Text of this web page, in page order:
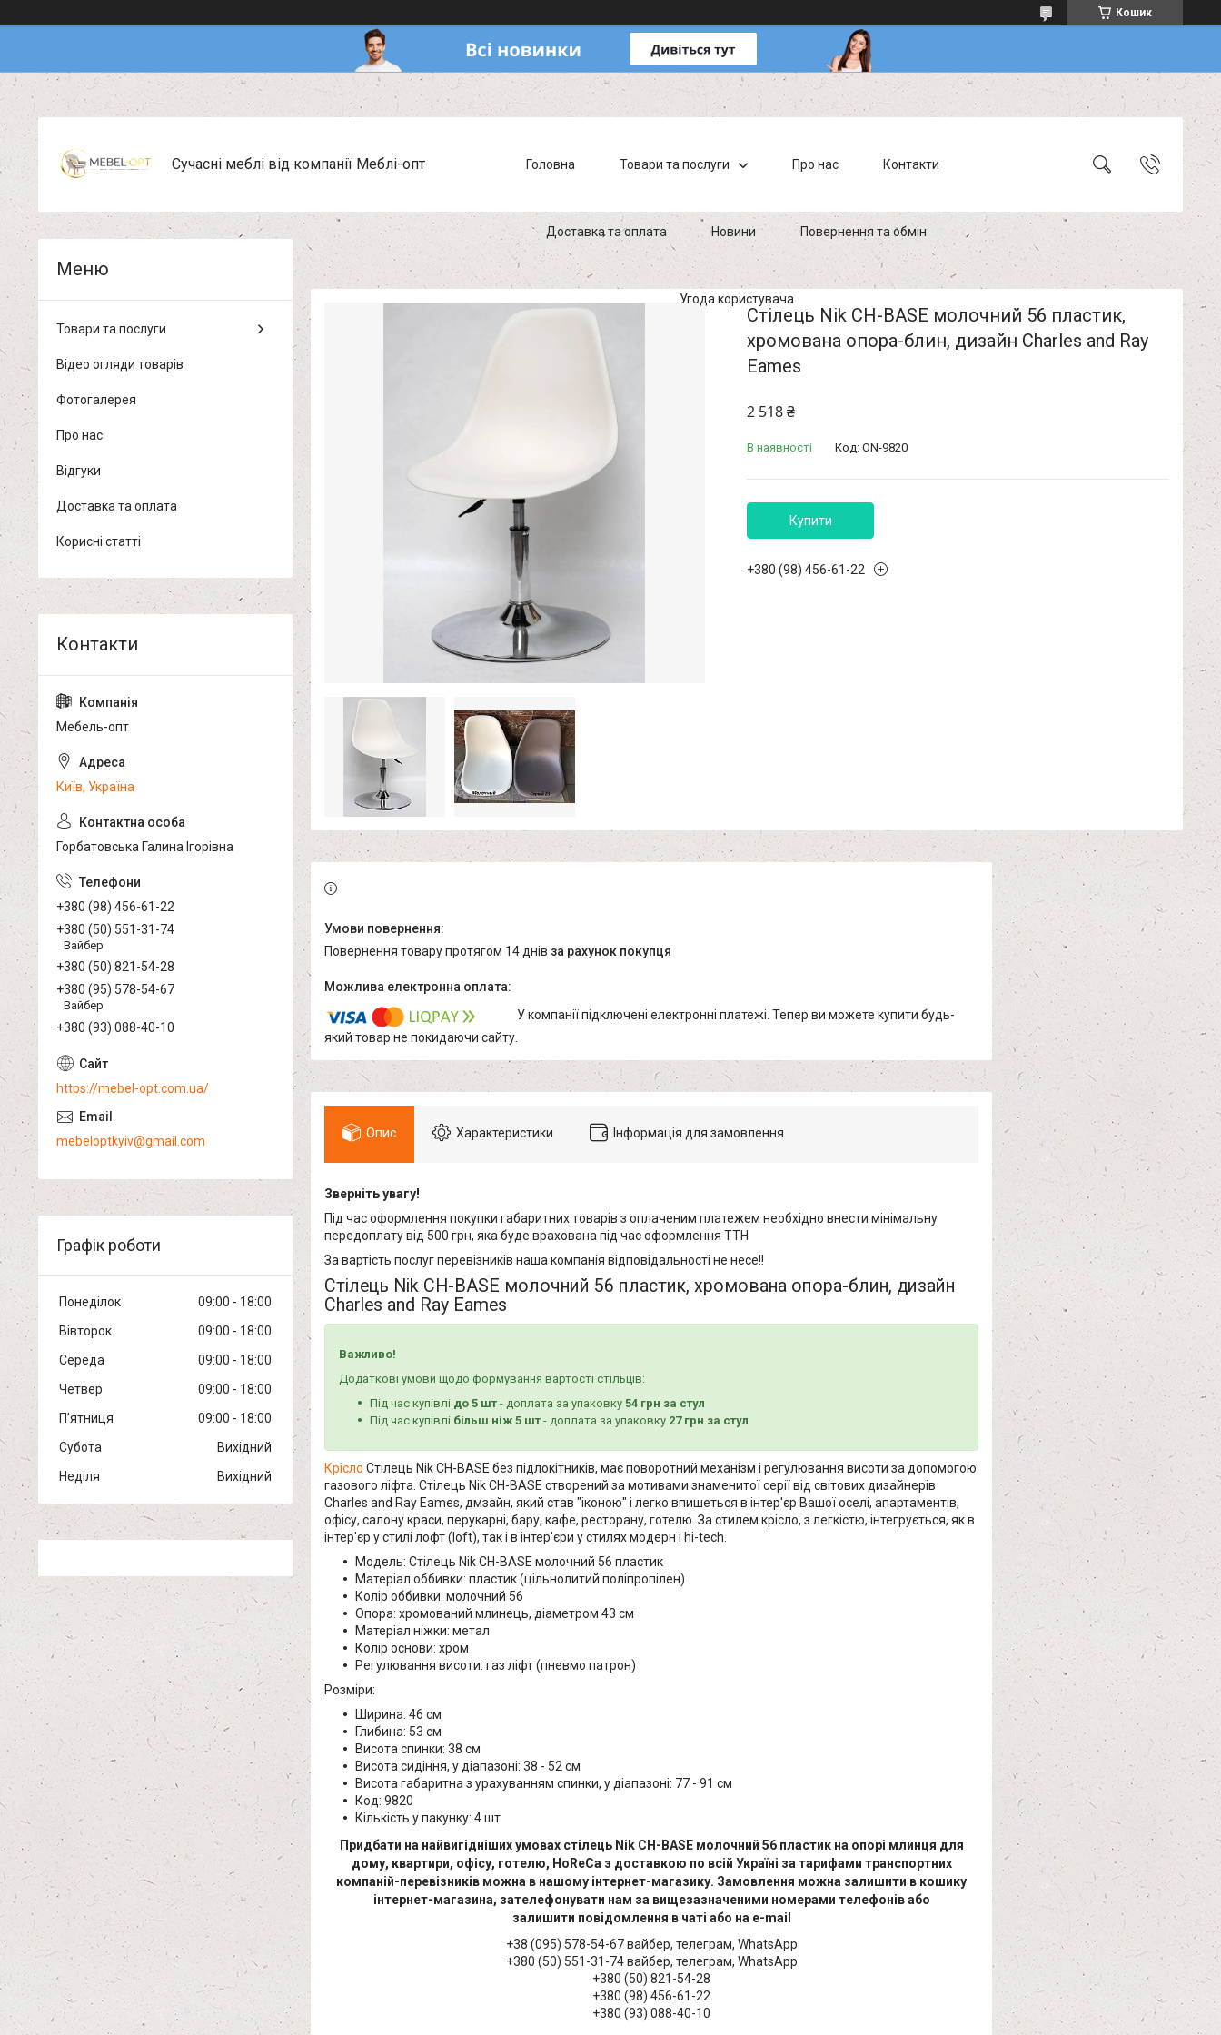
Кошик
Сучасні меблі від компанії Меблі-опт Головна Товари та послуги Про нас Контакти
Доставка та оплата Новини Повернення та обмін
Угода користувача
Стілець Nik CH-BASE молочний 56 пластик,
хромована опора-блин, дизайн Charles and Ray
Eames
2 518 ₴
В наявності Код: ON-9820
Купити
+380 (98) 456-61-22
повернення товару протягом 14 днів за рахунок покупця
У компанії підключені електронні платежі. Тепер ви можете купити будь-
який товар не покидаючи сайту.
Опис Характеристики Інформація для замовлення
Зверніть увагу!
Під час оформлення покупки габаритних товарів з оплаченим платежем необхідно внести мінімальну
передоплату від 500 грн, яка буде врахована під час оформлення ТТН
За вартість послуг перевізників наша компанія відповідальності не несе!!
Стілець Nik CH-BASE молочний 56 пластик, хромована опора-блин, дизайн
Charles and Ray Eames
Важливо!
Додаткові умови щодо формування вартості стільців:
Під час купівлі до 5 шт - доплата за упаковку 54 грн за стул
Під час купівлі більш ніж 5 шт - доплата за упаковку 27 грн за стул
Крісло Стілець Nik CH-BASE без підлокітників, має поворотний механізм і регулювання висоти за допомогою
газового ліфта. Стілець Nik CH-BASE створений за мотивами знаменитої серії від світових дизайнерів
Charles and Ray Eames, дмзайн, який став "іконою" і легко впишеться в інтер'єр Вашої оселі, апартаментів,
офісу, салону краси, перукарні, бару, кафе, ресторану, готелю. За стилем крісло, з легкістю, інтегрується, як в
інтер'єр у стилі лофт (loft), так і в інтер'єри у стилях модерн і hi-tech.
Модель: Стілець Nik CH-BASE молочний 56 пластик
Матеріал оббивки: пластик (цільнолитий поліпропілен)
Колір оббивки: молочний 56
Опора: хромований млинець, діаметром 43 см
Матеріал ніжки: метал
Колір основи: хром
Регулювання висоти: газ ліфт (пневмо патрон)
Розміри:
Ширина: 46 см
Глибина: 53 см
Висота спинки: 38 см
Висота сидіння, у діапазоні: 38 - 52 см
Висота габаритна з урахуванням спинки, у діапазоні: 77 - 91 см
Код: 9820
Кількість у пакунку: 4 шт
Придбати на найвигідніших умовах стілець Nik CH-BASE молочний 56 пластик на опорі млинця для
дому, квартири, офісу, готелю, HoReCa з доставкою по всій Україні за тарифами транспортних
компаній-перевізників можна в нашому інтернет-магазику. Замовлення можна залишити в кошику
інтернет-магазина, зателефонувати нам за вищезазначеними номерами телефонів або
залишити повідомлення в чаті або на e-mail
+38 (095) 578-54-67 вайбер, телеграм, WhatsApp
+380 (50) 551-31-74 вайбер, телеграм, WhatsApp
+380 (50) 821-54-28
+380 (98) 456-61-22
+380 (93) 088-40-10
Товари та послуги
Відео огляди товарів
Фотогалерея
Про нас
Відгуки
Доставка та оплата
Корисні статті
Мебель-опт
Київ, Україна
Горбатовська Галина Ігорівна
+380 (98) 456-61-22
+380 (50) 551-31-74
Вайбер
+380 (50) 821-54-28
+380 (95) 578-54-67
Вайбер
+380 (93) 088-40-10
https://mebel-opt.com.ua/
mebeloptkyiv@gmail.com
Графік роботи
Понеділок 09:00
18:00
Вівторок
09:00
18:00
Середа
09:00
18:00
Четвер
09:00
18:00
Пʼятниця
09:00
18:00
Субота
Вихідний
Неділя
Вихідний